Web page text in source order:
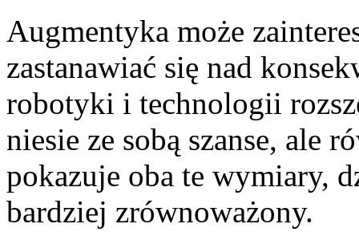
Augmentyka może
zastanawiać się nad
robotyki i technologii
niesie ze sobą szanse, ale
pokazuje oba te wymiary,
bardziej zrównoważony.